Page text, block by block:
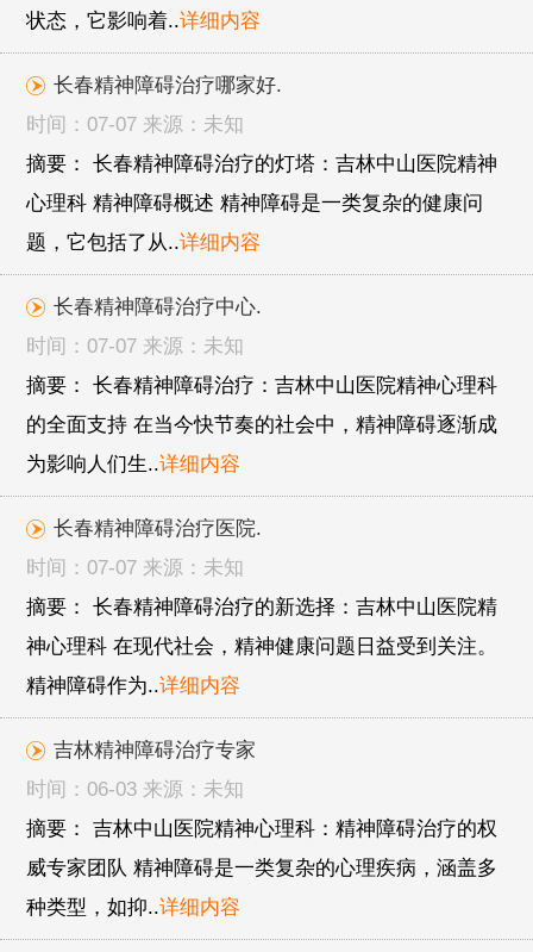
状态，它影响着..详细内容
长春精神障碍治疗哪家好.
时间：07-07 来源：未知
摘要： 长春精神障碍治疗的灯塔：吉林中山医院精神
心理科 精神障碍概述 精神障碍是一类复杂的健康问
题，它包括了从..详细内容
长春精神障碍治疗中心.
时间：07-07 来源：未知
摘要： 长春精神障碍治疗：吉林中山医院精神心理科
的全面支持 在当今快节奏的社会中，精神障碍逐渐成
为影响人们生..详细内容
长春精神障碍治疗医院.
时间：07-07 来源：未知
摘要： 长春精神障碍治疗的新选择：吉林中山医院精
神心理科 在现代社会，精神健康问题日益受到关注。
精神障碍作为..详细内容
吉林精神障碍治疗专家
时间：06-03 来源：未知
摘要： 吉林中山医院精神心理科：精神障碍治疗的权
威专家团队 精神障碍是一类复杂的心理疾病，涵盖多
种类型，如抑..详细内容